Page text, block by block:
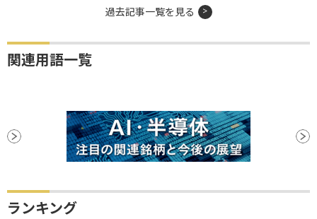
過去記事一覧を見る
関連用語一覧
ランキング